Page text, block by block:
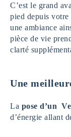
C’est le grand
pied depuis votre
une ambiance
pièce de vie
clarté
Une
La pose d’un
d’énergie allant